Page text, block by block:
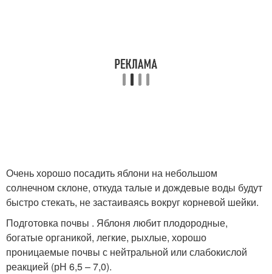
Очень хорошо посадить яблони на небольшом
солнечном склоне, откуда талые и дождевые воды будут
быстро стекать, не застаиваясь вокруг корневой шейки.
Подготовка почвы . Яблоня любит плодородные,
богатые органикой, легкие, рыхлые, хорошо
проницаемые почвы с нейтральной или слабокислой
реакцией (рН 6,5 – 7,0).